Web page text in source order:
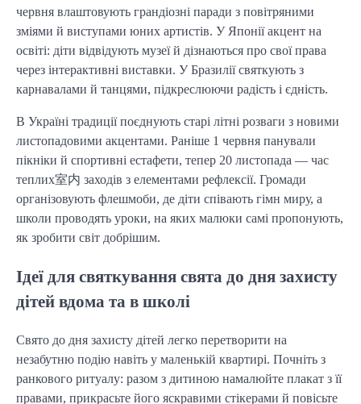
червня влаштовують грандіозні паради з повітряними
зміями й виступами юних артистів. У Японії акцент на
освіті: діти відвідують музеї й дізнаються про свої права
через інтерактивні виставки. У Бразилії святкують з
карнавалами й танцями, підкреслюючи радість і єдність.
В Україні традиції поєднують старі літні розваги з новими
листопадовими акцентами. Раніше 1 червня панували
пікніки й спортивні естафети, тепер 20 листопада — час
теплих室内 заходів з елементами рефлексії. Громади
організовують флешмоби, де діти співають гімн миру, а
школи проводять уроки, на яких малюки самі пропонують,
як зробити світ добрішим.
Ідеї для святкування свята до дня захисту
дітей вдома та в школі
Свято до дня захисту дітей легко перетворити на
незабутню подію навіть у маленькій квартирі. Почніть з
ранкового ритуалу: разом з дитиною намалюйте плакат з її
правами, прикрасьте його яскравими стікерами й повісьте